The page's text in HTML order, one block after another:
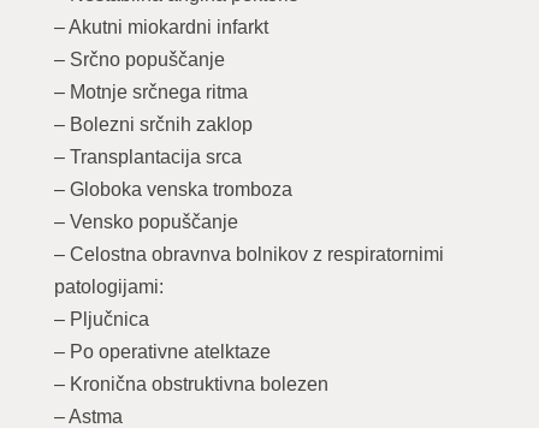
– Akutni miokardni infarkt
– Srčno popuščanje
– Motnje srčnega ritma
– Bolezni srčnih zaklop
– Transplantacija srca
– Globoka venska tromboza
– Vensko popuščanje
– Celostna obravnva bolnikov z respiratornimi
patologijami:
– Pljučnica
– Po operativne atelktaze
– Kronična obstruktivna bolezen
– Astma